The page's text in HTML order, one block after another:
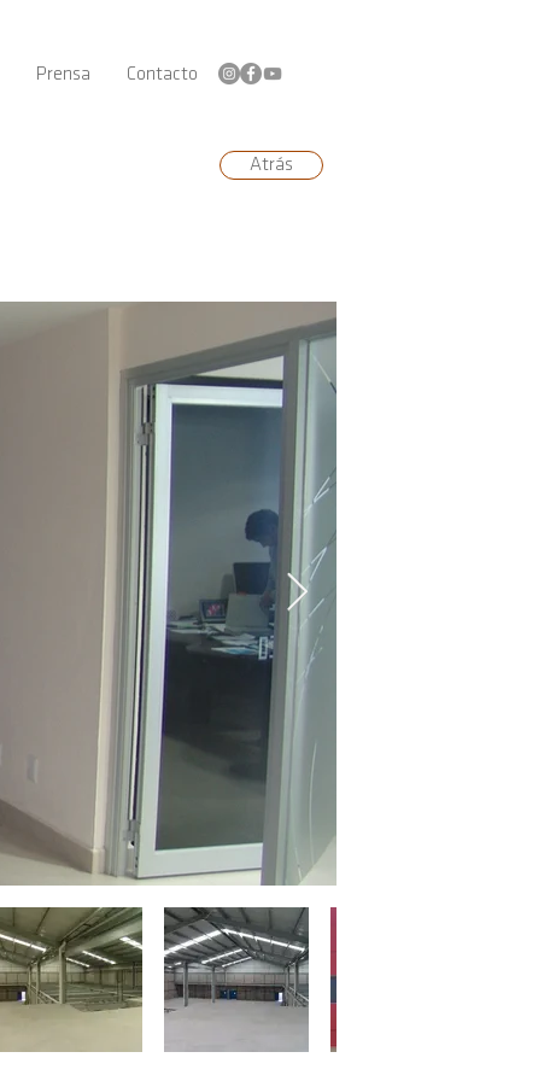
Prensa Contacto
Atrás